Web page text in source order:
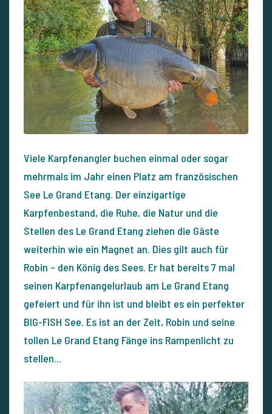
Viele Karpfenangler buchen einmal oder sogar
mehrmals im Jahr einen Platz am französischen
See Le Grand Etang. Der einzigartige
Karpfenbestand, die Ruhe, die Natur und die
Stellen des Le Grand Etang ziehen die Gäste
weiterhin wie ein Magnet an. Dies gilt auch für
Robin – den König des Sees. Er hat bereits 7 mal
seinen Karpfenangelurlaub am Le Grand Etang
gefeiert und für ihn ist und bleibt es ein perfekter
BIG-FISH See. Es ist an der Zeit, Robin und seine
tollen Le Grand Etang Fänge ins Rampenlicht zu
stellen...